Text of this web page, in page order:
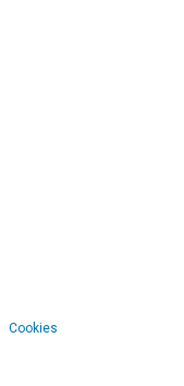
Cookies